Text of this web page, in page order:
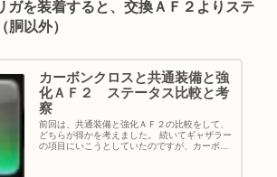
ガを装着すると、交換ＡＦ２よりステ
胴以外）
カーボンクロスと共通装備と強
化ＡＦ２ ステータス比較と考
察
前回は、共通装備と強化ＡＦ２の比較をして、
どちらが得かを考えました。 続いてギャザラー
の項目にいこうとしていたのですが、カーボン